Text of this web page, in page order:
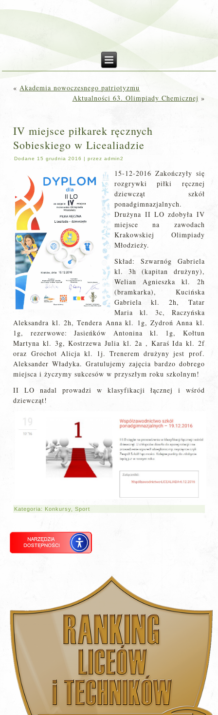
«Akademia nowoczesnego patriotyzmu
Aktualności 63. Olimpiady Chemicznej »
IV miejsce piłkarek ręcznych
Sobieskiego w Licealiadzie
Dodane 15 grudnia 2016 |przez admin2
15-12-2016 Zakończyły się
rozgrywki piłki ręcznej
dziewcząt szkół
ponadgimnazjalnych.
Drużyna II LO zdobyła IV
miejsce na zawodach
Krakowskiej Olimpiady
Młodzieży.
Skład: Szwarnóg Gabriela
kl. 3h (kapitan drużyny),
Welian Agnieszka kl. 2h
(bramkarka), Kucińska
Gabriela kl. 2h, Tatar
Maria kl. 3c, Raczyńska
Aleksandra kl. 2h, Tendera Anna kl. 1g, Zydroń Anna kl.
1g, rezerwowe: Jasieńków Antonina kl. 1g, Kołtun
Martyna kl. 3g, Kostrzewa Julia kl. 2a , Karaś Ida kl. 2f
oraz Grochot Alicja kl. 1j. Trenerem drużyny jest prof.
Aleksander Władyka. Gratulujemy zajęcia bardzo dobrego
miejsca i życzymy sukcesów w przyszłym roku szkolnym!
II LO nadal prowadzi w klasyfikacji łącznej i wśród
dziewcząt!
Kategoria: Konkursy ,Sport